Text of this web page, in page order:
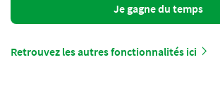
Je gagne du temps
Retrouvez les autres fonctionnalités ici